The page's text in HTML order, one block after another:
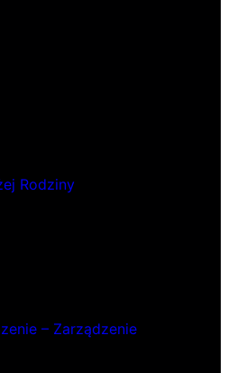
Rodziny
– Zarządzenie